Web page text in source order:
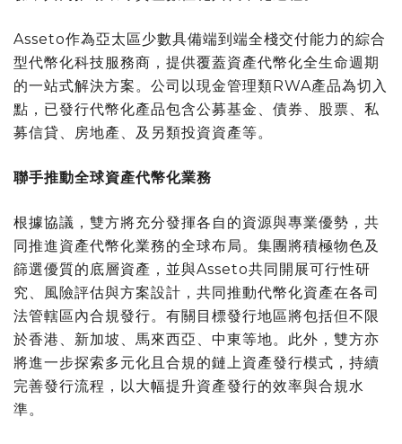
Asseto作為亞太區少數具備端到端全棧交付能力的綜合
型代幣化科技服務商，提供覆蓋資產代幣化全生命週期
的一站式解決方案。公司以現金管理類RWA產品為切入
點，已發行代幣化產品包含公募基金、債券、股票、私
募信貸、房地產、及另類投資資產等。
聯手推動全球資產代幣化業務
根據協議，雙方將充分發揮各自的資源與專業優勢，共
同推進資產代幣化業務的全球布局。集團將積極物色及
篩選優質的底層資產，並與Asseto共同開展可行性研
究、風險評估與方案設計，共同推動代幣化資產在各司
法管轄區內合規發行。有關目標發行地區將包括但不限
於香港、新加坡、馬來西亞、中東等地。此外，雙方亦
將進一步探索多元化且合規的鏈上資產發行模式，持續
完善發行流程，以大幅提升資產發行的效率與合規水
準。